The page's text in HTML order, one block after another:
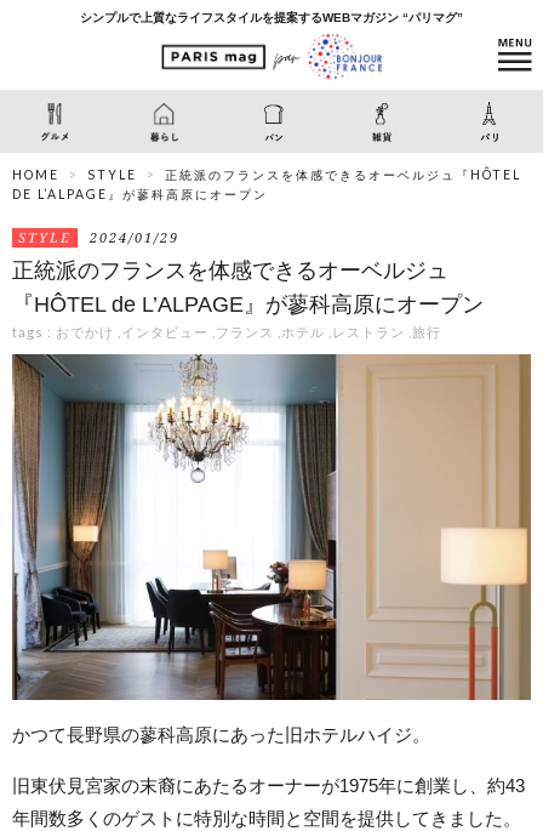
シンプルで上質なライフスタイルを提案するWEBマガジン “パリマグ”
HOME STYLE
正統派のフランスを体感できるオーベルジュ『HÔTEL
DE L’ALPAGE』が蓼科高原にオープン
STYLE 2024/01/29
正統派のフランスを体感できるオーベルジュ
『HÔTEL de L’ALPAGE』が蓼科高原にオープン
tags : おでかけ インタビュー フランス ホテル レストラン 旅行
かつて長野県の蓼科高原にあった旧ホテルハイジ。
旧東伏見宮家の末裔にあたるオーナーが1975年に創業し、約43
年間数多くのゲストに特別な時間と空間を提供してきました。